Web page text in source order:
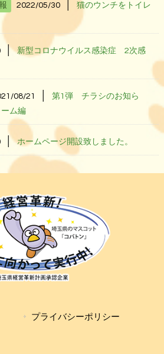
2022/05/30
猫のウンチをトイレ
│ 新型コロナウイルス感染症 2次感
08/21
第1弾 チラシのお知ら
ム編
│ ホームページ開設致しました。
プライバシーポリシー